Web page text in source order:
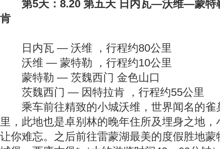
第5天：8.20 第五天 日内瓦—沃维—蒙特
肯
日内瓦 — 沃维 ，行程约80公里
沃维 — 蒙特勒 ，行程约10公里
蒙特勒 — 茨魏西门 金色山口
茨魏西门 — 因特拉肯 ，行程约55公里
乘车前往精致的小城沃维，世界闻名的雀
里，此地也是卓别林的晚年住所及埋身之地
让你难忘。之后前往雷蒙湖最美的度假胜地